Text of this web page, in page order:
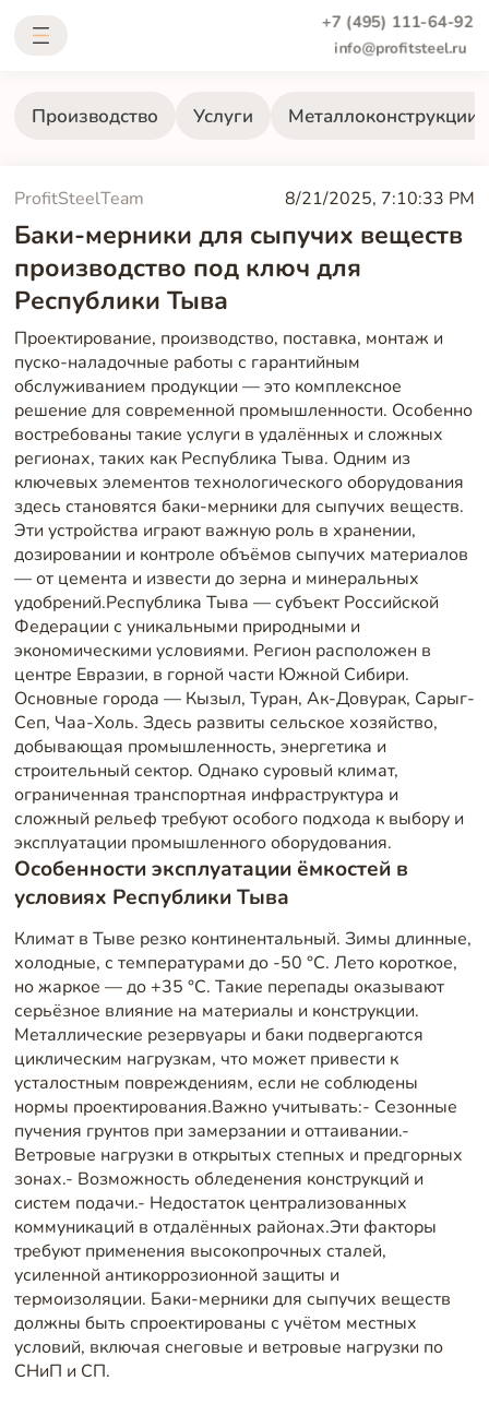
+7 (495) 111-64-92
info@profitsteel.ru
Производство Услуги Металлоконструкции
ProfitSteelTeam 8/21/2025, 7:10:33 PM
Баки-мерники для сыпучих веществ
производство под ключ для
Республики Тыва
Проектирование, производство, поставка, монтаж и
пуско-наладочные работы с гарантийным
обслуживанием продукции — это комплексное
решение для современной промышленности. Особенно
востребованы такие услуги в удалённых и сложных
регионах, таких как Республика Тыва. Одним из
ключевых элементов технологического оборудования
здесь становятся баки-мерники для сыпучих веществ.
Эти устройства играют важную роль в хранении,
дозировании и контроле объёмов сыпучих материалов
— от цемента и извести до зерна и минеральных
удобрений.Республика Тыва — субъект Российской
Федерации с уникальными природными и
экономическими условиями. Регион расположен в
центре Евразии, в горной части Южной Сибири.
Основные города — Кызыл, Туран, Ак-Довурак, Сарыг-
Сеп, Чаа-Холь. Здесь развиты сельское хозяйство,
добывающая промышленность, энергетика и
строительный сектор. Однако суровый климат,
ограниченная транспортная инфраструктура и
сложный рельеф требуют особого подхода к выбору и
эксплуатации промышленного оборудования.
Особенности эксплуатации ёмкостей в
условиях Республики Тыва
Климат в Тыве резко континентальный. Зимы длинные,
холодные, с температурами до -50 °C. Лето короткое,
но жаркое — до +35 °C. Такие перепады оказывают
серьёзное влияние на материалы и конструкции.
Металлические резервуары и баки подвергаются
циклическим нагрузкам, что может привести к
усталостным повреждениям, если не соблюдены
нормы проектирования.Важно учитывать:- Сезонные
пучения грунтов при замерзании и оттаивании.-
Ветровые нагрузки в открытых степных и предгорных
зонах.- Возможность обледенения конструкций и
систем подачи.- Недостаток централизованных
коммуникаций в отдалённых районах.Эти факторы
требуют применения высокопрочных сталей,
усиленной антикоррозионной защиты и
термоизоляции. Баки-мерники для сыпучих веществ
должны быть спроектированы с учётом местных
условий, включая снеговые и ветровые нагрузки по
СНиП и СП.